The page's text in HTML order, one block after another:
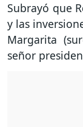
Subrayó que
y las
Margarita
señor